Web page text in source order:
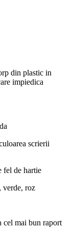
din plastic in
impiedica
scrierii
fel de hartie
verde, roz
mai bun raport